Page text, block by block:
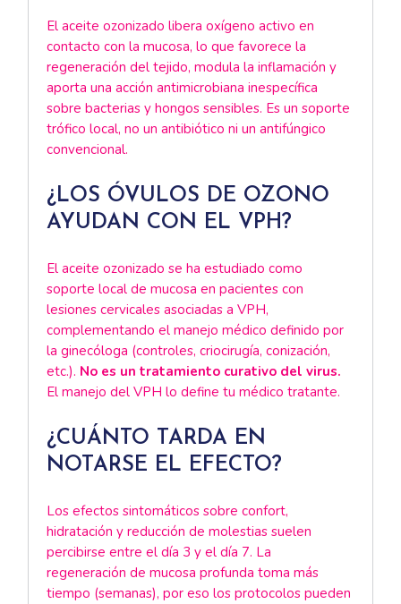
El aceite ozonizado libera oxígeno activo en
contacto con la mucosa, lo que favorece la
regeneración del tejido, modula la inflamación y
aporta una acción antimicrobiana inespecífica
sobre bacterias y hongos sensibles. Es un soporte
trófico local, no un antibiótico ni un antifúngico
convencional.
¿LOS ÓVULOS DE OZONO
AYUDAN CON EL VPH?
El aceite ozonizado se ha estudiado como
soporte local de mucosa en pacientes con
lesiones cervicales asociadas a VPH,
complementando el manejo médico definido por
la ginecóloga (controles, criocirugía, conización,
etc.). No es un tratamiento curativo del virus.
El manejo del VPH lo define tu médico tratante.
¿CUÁNTO TARDA EN
NOTARSE EL EFECTO?
Los efectos sintomáticos sobre confort,
hidratación y reducción de molestias suelen
percibirse entre el día 3 y el día 7. La
regeneración de mucosa profunda toma más
tiempo (semanas), por eso los protocolos pueden